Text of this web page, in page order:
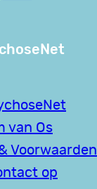
van Os
Voorwaarden
op